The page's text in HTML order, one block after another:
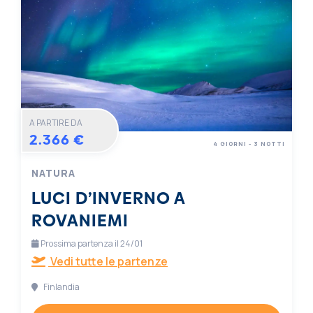
A PARTIRE DA
2.366 €
NATURA
LUCI D’INVERNO A
ROVANIEMI
4 GIORNI - 3 NOTTI
Prossima partenza il 24/01
Vedi tutte le partenze
Finlandia